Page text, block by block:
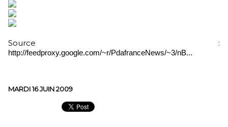
Source :
http://feedproxy.google.com/~r/PdafranceNews/~3/nB...
MARDI 16 JUIN 2009